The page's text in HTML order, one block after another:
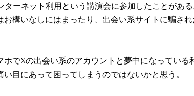
ターネット利用という講演会に参加したことがあ
構いなしにはまったり、出会い系サイトに騙さ
でXの出会い系のアカウントと夢中になっている
目にあって困ってしまうのではないかと思う。